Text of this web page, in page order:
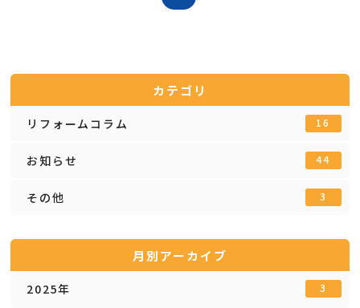
カテゴリ
リフォームコラム 16
お知らせ 44
その他 3
月別アーカイブ
2025年 3